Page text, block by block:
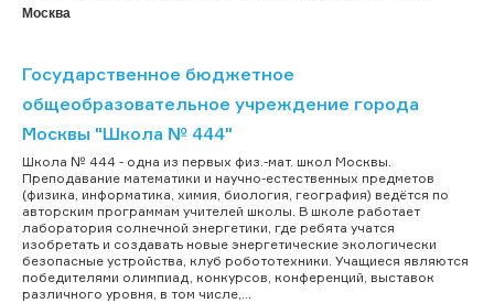
Москва
Государственное бюджетное
общеобразовательное учреждение города
Москвы "Школа № 444"
Школа № 444 - одна из первых физ.-мат. школ Москвы.
Преподавание математики и научно-естественных предметов
(физика, информатика, химия, биология, география) ведётся по
авторским программам учителей школы. В школе работает
лаборатория солнечной энергетики, где ребята учатся
изобретать и создавать новые энергетические экологически
безопасные устройства, клуб робототехники. Учащиеся являются
победителями олимпиад, конкурсов, конференций, выставок
различного уровня, в том числе,...